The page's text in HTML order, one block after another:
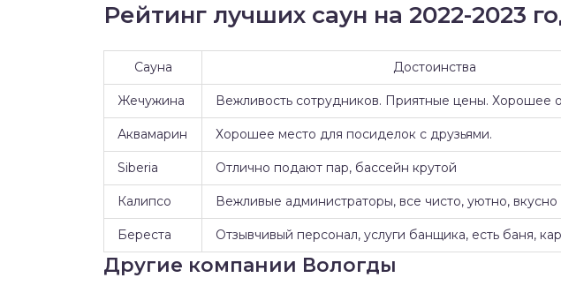
Рейтинг лучших саун на 2022-2023
Сауна Достоинства
Жечужина Вежливость сотрудников. Приятные цены. Хорошее
Аквамарин Хорошее место для посиделок с друзьями.
Siberia Отлично подают пар, бассейн крутой
Калипсо Вежливые администраторы, все чисто, уютно, вкусно
Береста Отзывчивый персонал, услуги банщика, есть баня,
Другие компании Вологды